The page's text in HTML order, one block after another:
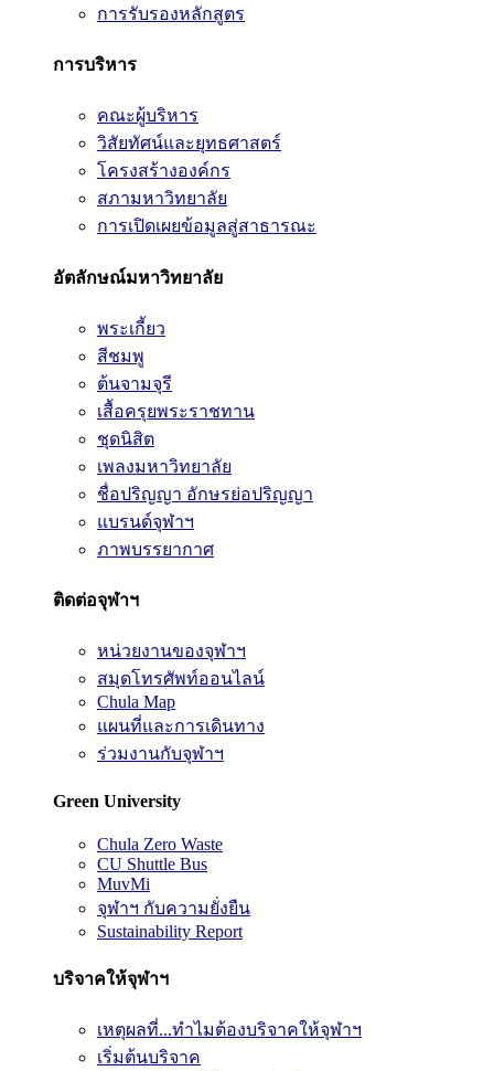
การรับรองหลักสูตร
การบริหาร
คณะผู้บริหาร
วิสัยทัศน์และยุทธศาสตร์
โครงสร้างองค์กร
สภามหาวิทยาลัย
การเปิดเผยข้อมูลสู่สาธารณะ
อัตลักษณ์มหาวิทยาลัย
พระเกี้ยว
สีชมพู
ต้นจามจุรี
เสื้อครุยพระราชทาน
ชุดนิสิต
เพลงมหาวิทยาลัย
ชื่อปริญญา อักษรย่อปริญญา
แบรนด์จุฬาฯ
ภาพบรรยากาศ
ติดต่อจุฬาฯ
หน่วยงานของจุฬาฯ
สมุดโทรศัพท์ออนไลน์
Chula Map
แผนที่และการเดินทาง
ร่วมงานกับจุฬาฯ
Green University
Chula Zero Waste
CU Shuttle Bus
MuvMi
จุฬาฯ กับความยั่งยืน
Sustainability Report
บริจาคให้จุฬาฯ
เหตุผลที่...ทำไมต้องบริจาคให้จุฬาฯ
เริ่มต้นบริจาค